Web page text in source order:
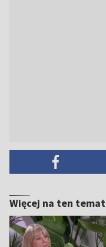
Więcej na ten temat